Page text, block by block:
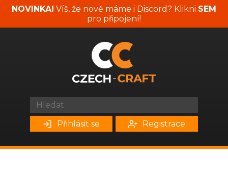
NOVINKA! Víš, že nově máme i Discord? Klikni SEM
pro připojení!
Přihlásit se Registrace